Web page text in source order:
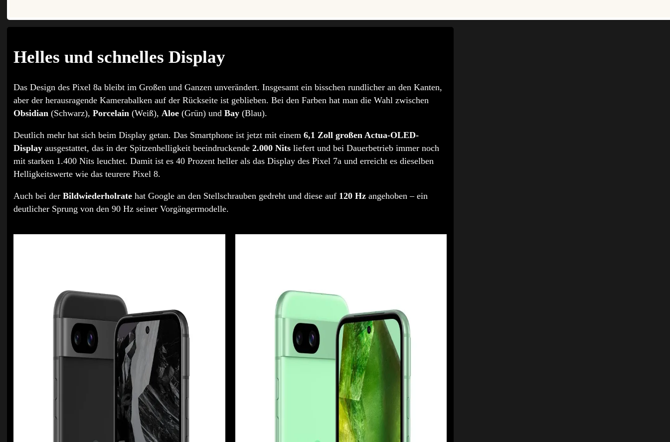
Helles und schnelles Display
Das Design des Pixel 8a bleibt im Großen und Ganzen unverändert. Insgesamt ein bisschen rundlicher an den Kanten,
aber der herausragende Kamerabalken auf der Rückseite ist geblieben. Bei den Farben hat man die Wahl zwischen
Obsidian (Schwarz), Porcelain (Weiß), Aloe (Grün) und Bay (Blau).
Deutlich mehr hat sich beim Display getan. Das Smartphone ist jetzt mit einem 6,1 Zoll großen Actua-OLED-
Display ausgestattet, das in der Spitzenhelligkeit beeindruckende 2.000 Nits liefert und bei Dauerbetrieb immer noch
mit starken 1.400 Nits leuchtet. Damit ist es 40 Prozent heller als das Display des Pixel 7a und erreicht es dieselben
Helligkeitswerte wie das teurere Pixel 8.
Auch bei der Bildwiederholrate hat Google an den Stellschrauben gedreht und diese auf 120 Hz angehoben – ein
deutlicher Sprung von den 90 Hz seiner Vorgängermodelle.